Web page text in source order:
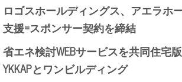
ロゴスホールディングス、アエラホ
支援=スポンサー契約を締結
省エネ検討WEBサービスを共同住宅
YKKAPとワンビルディング